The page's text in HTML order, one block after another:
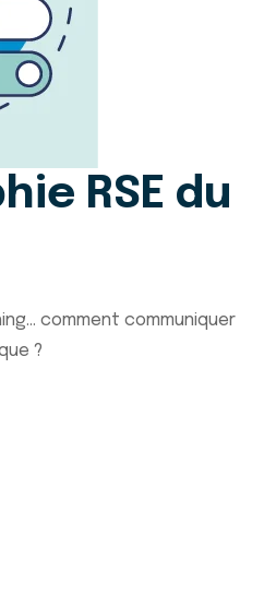
RSE du
comment communiquer
?